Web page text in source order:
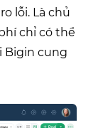
lỗi. Là chủ
chỉ có thể
Bigin cung